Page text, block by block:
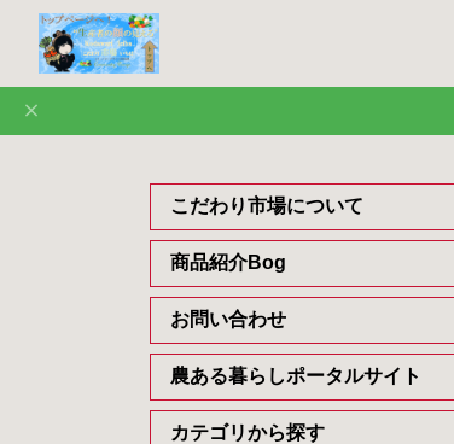
こだわり市場について
商品紹介Bog
お問い合わせ
農ある暮らしポータルサイト
カテゴリから探す